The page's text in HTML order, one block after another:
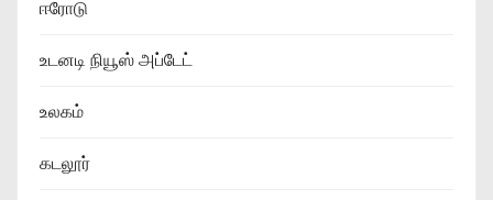
ஈரோடு
உடனடி நியூஸ் அப்டேட்
உலகம்
கடலூர்